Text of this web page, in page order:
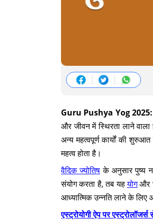
Guru Pushya Yog 2025:
और जीवन में स्थिरता लाने
अन्य महत्वपूर्ण कार्यों की
महत्व होता है।
वैदिक ज्योतिष के अनुसार पुष्य
संयोग करता है, तब यहयोगऔर
आध्यात्मिक उन्नति लाने के लिए
एस्ट्रोयोगी ऐप पर